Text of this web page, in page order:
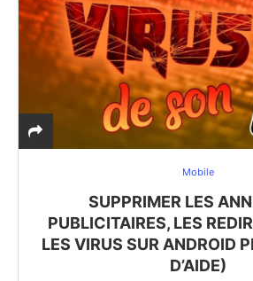
Mobile
SUPPRIMER LES
PUBLICITAIRES, LES
LES VIRUS SUR ANDROID
D’AIDE)